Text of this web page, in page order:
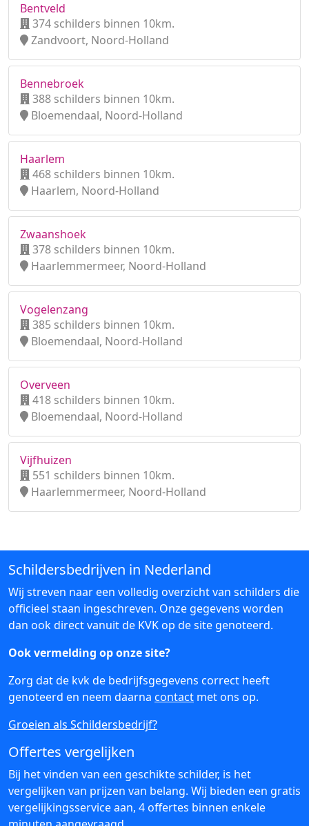
Bentveld
374 schilders binnen 10km.
Zandvoort, Noord-Holland
Bennebroek
388 schilders binnen 10km.
Bloemendaal, Noord-Holland
Haarlem
468 schilders binnen 10km.
Haarlem, Noord-Holland
Zwaanshoek
378 schilders binnen 10km.
Haarlemmermeer, Noord-Holland
Vogelenzang
385 schilders binnen 10km.
Bloemendaal, Noord-Holland
Overveen
418 schilders binnen 10km.
Bloemendaal, Noord-Holland
Vijfhuizen
551 schilders binnen 10km.
Haarlemmermeer, Noord-Holland
Schildersbedrijven in Nederland
Wij streven naar een volledig overzicht van schilders die
officieel staan ingeschreven. Onze gegevens worden
dan ook direct vanuit de KVK op de site genoteerd.
Ook vermelding op onze site?
Zorg dat de kvk de bedrijfsgegevens correct heeft
genoteerd en neem daarna contact met ons op.
Groeien als Schildersbedrijf?
Offertes vergelijken
Bij het vinden van een geschikte schilder, is het
vergelijken van prijzen van belang. Wij bieden een gratis
vergelijkingsservice aan, 4 offertes binnen enkele